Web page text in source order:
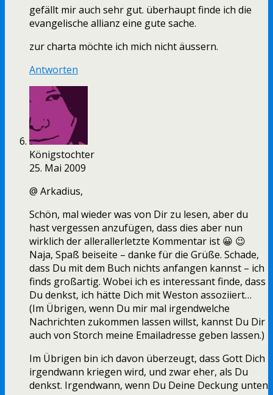
gefällt mir auch sehr gut. überhaupt finde ich die
evangelische allianz eine gute sache.
zur charta möchte ich mich nicht äussern.
Antworten
Königstochter
25. Mai 2009
@ Arkadius,
Schön, mal wieder was von Dir zu lesen, aber du
hast vergessen anzufügen, dass dies aber nun
wirklich der allerallerletzte Kommentar ist 😀 😉
Naja, Spaß beiseite – danke für die Grüße. Schade,
dass Du mit dem Buch nichts anfangen kannst – ich
finds großartig. Wobei ich es interessant finde, dass
Du denkst, ich hätte Dich mit Weston assoziiert…
(Im Übrigen, wenn Du mir mal irgendwelche
Nachrichten zukommen lassen willst, kannst Du Dir
auch von Storch meine Emailadresse geben lassen.)
Im Übrigen bin ich davon überzeugt, dass Gott Dich
irgendwann kriegen wird, und zwar eher, als Du
denkst. Irgendwann, wenn Du Deine Deckung unten